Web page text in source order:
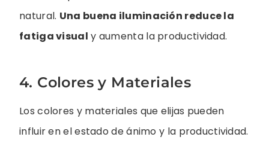
natural. Una buena iluminación reduce la
fatiga visual y aumenta la productividad.
4. Colores y Materiales
Los colores y materiales que elijas pueden
influir en el estado de ánimo y la productividad.